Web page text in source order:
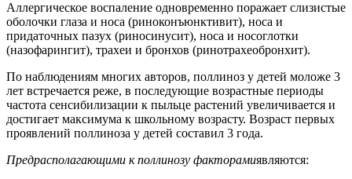
Аллергическое воспаление одновременно поражает слизистые
оболочки глаза и носа (риноконъюнктивит), носа и
придаточных пазух (риносинусит), носа и носоглотки
(назофарингит), трахеи и бронхов (ринотрахеобронхит).
По наблюдениям многих авторов, поллиноз у детей моложе 3
лет встречается реже, в последующие возрастные периоды
частота сенсибилизации к пыльце растений увеличивается и
достигает максимума к школьному возрасту. Возраст первых
проявлений поллиноза у детей составил 3 года.
Предрасполагающими к поллинозу факторамиявляются: